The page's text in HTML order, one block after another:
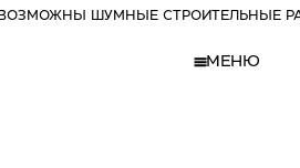
ВОЗМОЖНЫ ШУМНЫЕ СТРОИТЕЛЬНЫЕ
МЕНЮ